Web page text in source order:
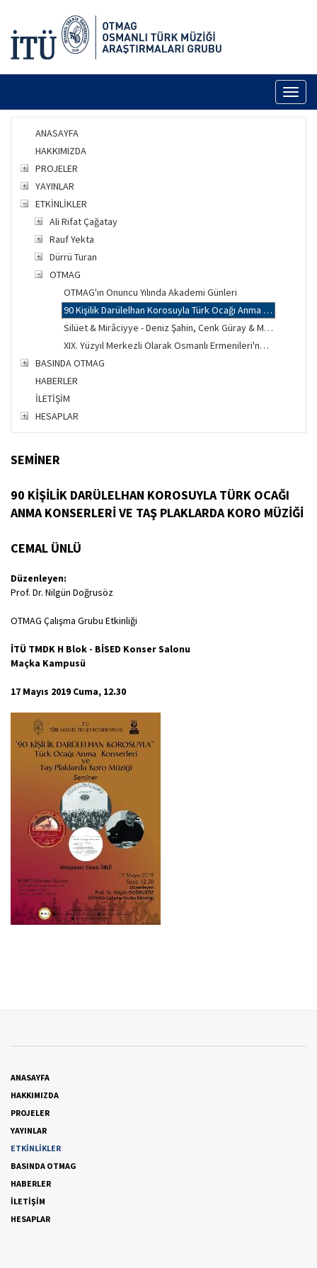
ANASAYFA
HAKKIMIZDA
PROJELER
YAYINLAR
ETKİNLİKLER
Ali Rifat Çağatay
Rauf Yekta
Dürrü Turan
OTMAG
OTMAG'ın Onuncu Yılında Akademi Günleri
90 Kişilik Darülelhan Korosuyla Türk Ocağı Anma Konserleri ve Taş Plaklarda Koro Müziği - Cemal Ünlü
Silüet & Mirâciyye - Deniz Şahin, Cenk Güray & Murat Pay, Salih Demirtaş
XIX. Yüzyıl Merkezli Olarak Osmanlı Ermenileri'nde Türk Müziği - Fatma Âdile Başer
BASINDA OTMAG
HABERLER
İLETİŞİM
HESAPLAR
SEMİNER
90 KİŞİLİK DARÜLELHAN KOROSUYLA TÜRK OCAĞI
ANMA KONSERLERİ VE TAŞ PLAKLARDA KORO MÜZİĞİ
CEMAL ÜNLÜ
Düzenleyen:
Prof. Dr. Nilgün Doğrusöz
OTMAG Çalışma Grubu Etkinliği
İTÜ TMDK H Blok - BİSED Konser Salonu
Maçka Kampusü
17 Mayıs 2019 Cuma, 12.30
ANASAYFA
HAKKIMIZDA
PROJELER
YAYINLAR
ETKİNLİKLER
BASINDA OTMAG
HABERLER
İLETİŞİM
HESAPLAR